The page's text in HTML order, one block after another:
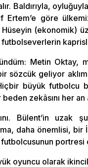
Baldırıyla,
Ertem’e göre
(ekonomik)
futbolseverlerin
Metin Oktay,
sözcük geliyor
büyük futbolcu
beden zekâsını her
Bülent’in uzak
daha önemlisi, bir
oyuncu olarak